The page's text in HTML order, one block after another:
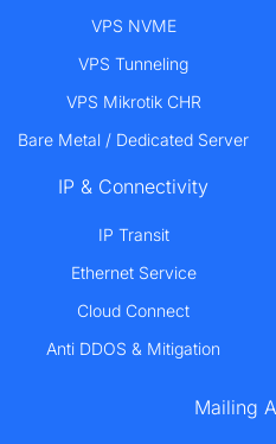
VPS NVME
VPS Tunneling
VPS Mikrotik CHR
Bare Metal / Dedicated Server
IP & Connectivity
IP Transit
Ethernet Service
Cloud Connect
Anti DDOS & Mitigation
Mailing